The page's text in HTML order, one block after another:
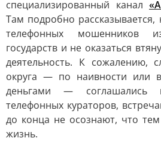
специализированный канал
Там подробно рассказывается,
телефонных мошенников
государств и не оказаться
деятельность. К сожалению,
округа — по наивности или
деньгами — соглашались
телефонных кураторов,
до конца не осознают, что
жизнь.